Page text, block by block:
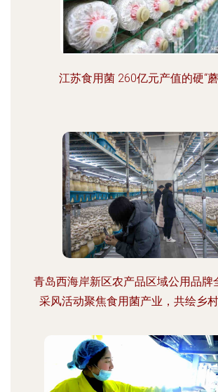
江苏食用菌 260亿元产值的硬“
青岛西海岸新区农产品区域公用品牌
采风活动聚焦食用菌产业，共绘乡